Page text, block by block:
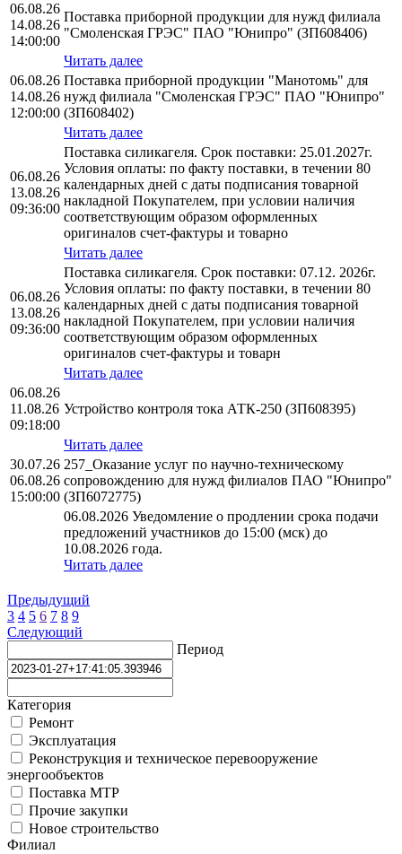
06.08.26
14.08.26
14:00:00
Поставка приборной продукции для нужд филиала
"Смоленская ГРЭС" ПАО "Юнипро" (ЗП608406)
Читать далее
06.08.26
14.08.26
12:00:00
Поставка приборной продукции "Манотомь" для
нужд филиала "Смоленская ГРЭС" ПАО "Юнипро"
(ЗП608402)
Читать далее
06.08.26
13.08.26
09:36:00
Поставка силикагеля. Срок поставки: 25.01.2027г.
Условия оплаты: по факту поставки, в течении 80
календарных дней с даты подписания товарной
накладной Покупателем, при условии наличия
соответствующим образом оформленных
оригиналов счет-фактуры и товарно
Читать далее
06.08.26
13.08.26
09:36:00
Поставка силикагеля. Срок поставки: 07.12. 2026г.
Условия оплаты: по факту поставки, в течении 80
календарных дней с даты подписания товарной
накладной Покупателем, при условии наличия
соответствующим образом оформленных
оригиналов счет-фактуры и товарн
Читать далее
06.08.26
11.08.26
09:18:00
Устройство контроля тока АТК-250 (ЗП608395)
Читать далее
30.07.26
06.08.26
15:00:00
257_Оказание услуг по научно-техническому
сопровождению для нужд филиалов ПАО "Юнипро"
(ЗП6072775)
06.08.2026 Уведомление о продлении срока подачи
предложений участников до 15:00 (мск) до
10.08.2026 года.
Читать далее
Предыдущий
3 4 5 6 7 8 9
Следующий
Период
Категория
Ремонт
Эксплуатация
Реконструкция и техническое перевооружение
энергообъектов
Поставка МТР
Прочие закупки
Новое строительство
Филиал